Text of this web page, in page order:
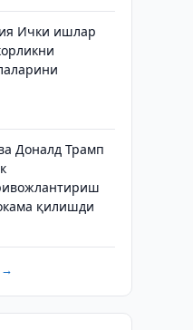
Ички ишлар
Доналд Трамп
қилишди
→